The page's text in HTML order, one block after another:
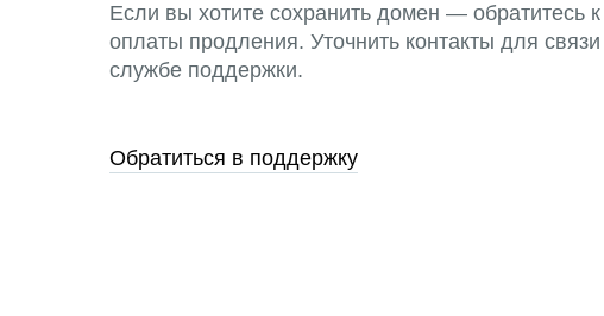
Если вы хотите сохранить домен — обратитесь
оплаты продления. Уточнить контакты для
службе поддержки.
Обратиться в поддержку